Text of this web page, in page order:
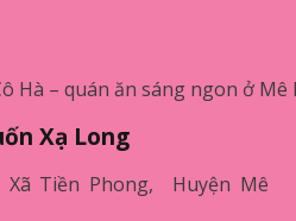
Hà – quán ăn sáng ngon ở
Xạ Long
Xã Tiền Phong, Huyện Mê